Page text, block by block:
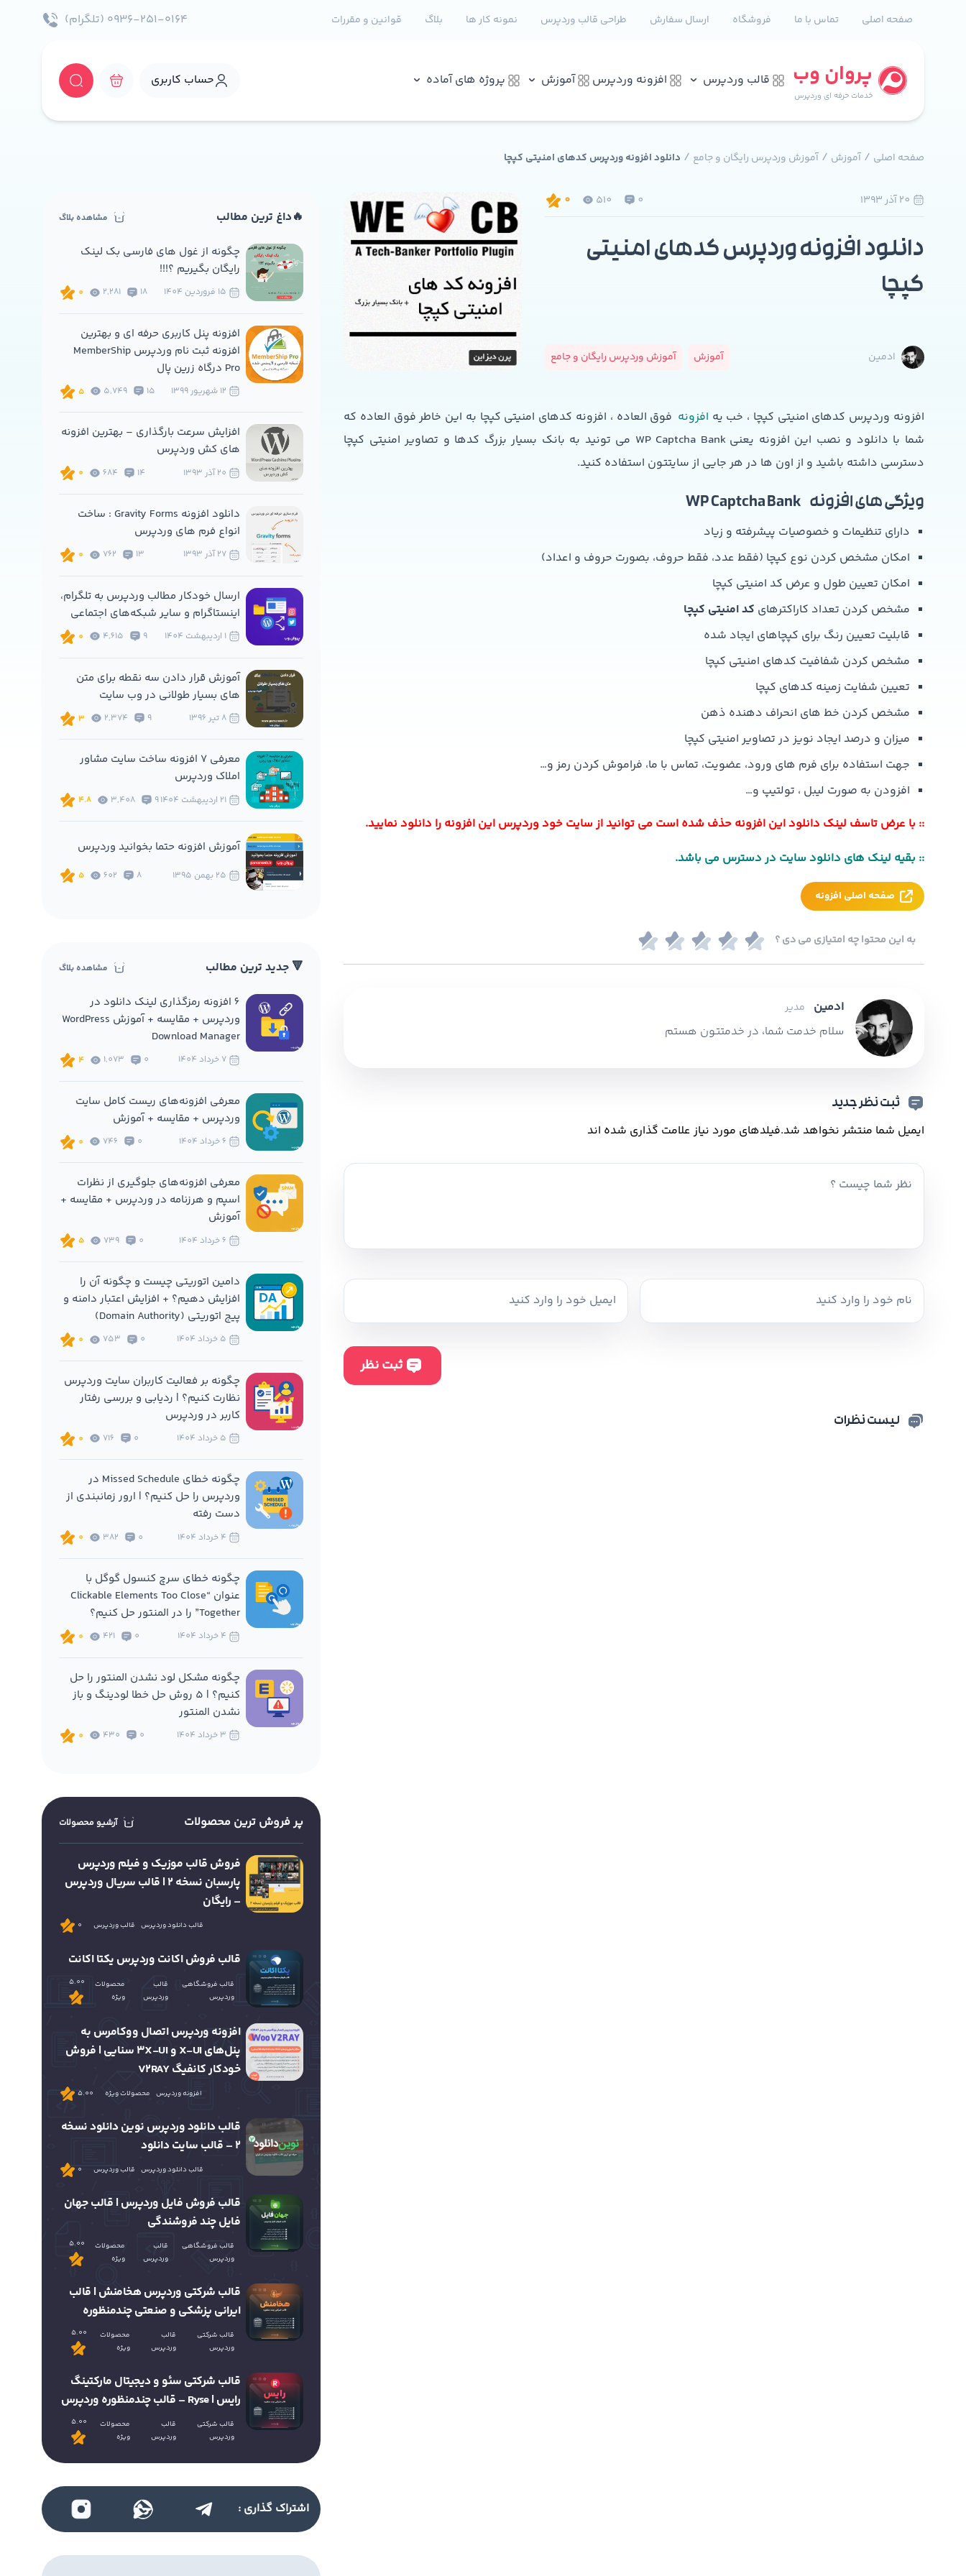
صفحه اصلی تماس با ما فروشگاه ارسال سفارش طراحی قالب وردپرس نمونه کار ها بلاگ قوانین و مقررات ۰۹۳۶-۲۵۱-۰۱۶۴ (تلگرام)
پروان وب
خدمات حرفه ای وردپرس
قالب وردپرس افزونه وردپرس آموزش پروژه های آماده حساب کاربری
صفحه اصلی / آموزش / آموزش وردپرس رایگان و جامع / دانلود افزونه وردپرس کدهای امنیتی کپچا
0
510
0
دانلود افزونه وردپرس کدهای امنیتی
کپچا
ادمین آموزش آموزش وردپرس رایگان و جامع
افزونه وردپرس کدهای امنیتی کپچا ، خب یه افزونه فوق العاده ، افزونه کدهای امنیتی کپچا به این خاطر فوق العاده که
شما با دانلود و نصب این افزونه یعنی WP Captcha Bank می تونید به بانک بسیار بزرگ کدها و تصاویر امنیتی کپچا
دسترسی داشته باشید و از اون ها در هر جایی از سایتتون استفاده کنید.
ویژگی های افزونه WP Captcha Bank
دارای تنظیمات و خصوصیات پیشرفته و زیاد
امکان مشخص کردن نوع کپچا (فقط عدد، فقط حروف، بصورت حروف و اعداد)
امکان تعیین طول و عرض کد امنیتی کپچا
مشخص کردن تعداد کاراکترهای کد امنیتی کپچا
قابلیت تعیین رنگ برای کپچاهای ایجاد شده
مشخص کردن شفافیت کدهای امنیتی کپچا
تعیین شفایت زمینه کدهای کپچا
مشخص کردن خط های انحراف دهنده ذهن
میزان و درصد ایجاد نویز در تصاویر امنیتی کپچا
جهت استفاده برای فرم های ورود، عضویت، تماس با ما، فراموش کردن رمز و…
افزودن به صورت لیبل ، تولتیپ و…
:: با عرض تاسف لینک دانلود این افزونه حذف شده است می توانید از سایت خود وردپرس این افزونه را دانلود نمایید.
:: بقیه لینک های دانلود سایت در دسترس می باشد.
صفحه اصلی افزونه
به این محتوا چه امتیازی می دی ؟
ادمین مدیر
سلام خدمت شما، در خدمتتون هستم
ثبت نظر جدید
ایمیل شما منتشر نخواهد شد.فیلدهای مورد نیاز علامت گذاری شده اند
لیست نظرات
🔥داغ ترین مطالب مشاهده بلاگ
چگونه از غول های فارسی بک لینک
رایگان بگیریم ؟!!!
18
2,281
0
افزونه پنل کاربری حرفه ای و بهترین
افزونه ثبت نام وردپرس MemberShip
Pro درگاه زرین پال
15
5,749
5
افزایش سرعت بارگذاری – بهترین افزونه
های کش وردپرس
14
684
0
دانلود افزونه Gravity Forms : ساخت
انواع فرم های وردپرس
13
762
0
ارسال خودکار مطالب وردپرس به تلگرام،
اینستاگرام و سایر شبکه‌های اجتماعی
9
4,615
0
آموزش قرار دادن سه نقطه برای متن
های بسیار طولانی در وب سایت
9
2,374
3
معرفی 7 افزونه ساخت سایت مشاور
املاک وردپرس
9
3,408
4.8
آموزش افزونه حتما بخوانید وردپرس
8
602
5
🔻 جدید ترین مطالب مشاهده بلاگ
6 افزونه‌ رمزگذاری لینک دانلود در
وردپرس + مقایسه + آموزش WordPress
Download Manager
0
1,073
4
معرفی افزونه‌های ریست کامل سایت
وردپرس + مقایسه + آموزش
0
746
0
معرفی افزونه‌های جلوگیری از نظرات
اسپم و هرزنامه در وردپرس + مقایسه +
آموزش
0
739
5
دامین اتوریتی چیست و چگونه آن را
افزایش دهیم؟ + افزایش اعتبار دامنه و
پیج اتوریتی (Domain Authority)
0
753
0
چگونه بر فعالیت کاربران سایت وردپرس
نظارت کنیم؟ | ردیابی و بررسی رفتار
کاربر در وردپرس
0
716
0
چگونه خطای Missed Schedule در
وردپرس را حل کنیم؟ | ارور زمانبندی از
دست رفته
0
382
0
چگونه خطای سرچ کنسول گوگل با
عنوان “Clickable Elements Too Close
Together” را در المنتور حل کنیم؟
0
421
0
چگونه مشکل لود نشدن المنتور را حل
کنیم؟ | 5 روش حل خطا لودینگ و باز
نشدن المنتور
0
430
0
پر فروش ترین محصولات آرشیو محصولات
فروش قالب موزیک و فیلم وردپرس
پارسبان نسخه 2 | قالب سریال وردپرس
– رایگان
قالب دانلود وردپرس قالب وردپرس 0
قالب فروش اکانت وردپرس یکتا اکانت
قالب فروشگاهی
وردپرس
قالب
وردپرس
محصولات
ویژه
5.00
افزونه وردپرس اتصال ووکامرس به
پنل‌های X-UI و 3X-UI سنایی | فروش
خودکار کانفیگ V2RAY
افزونه وردپرس محصولات ویژه 5.00
قالب دانلود وردپرس نوین دانلود نسخه
2 – قالب سایت دانلود
قالب دانلود وردپرس قالب وردپرس 0
قالب فروش فایل وردپرس | قالب جهان
فایل چند فروشندگی
قالب فروشگاهی
وردپرس
قالب
وردپرس
محصولات
ویژه
5.00
قالب شرکتی وردپرس هخامنش | قالب
ایرانی پزشکی و صنعتی چندمنظوره
قالب شرکتی
وردپرس
قالب
وردپرس
محصولات
ویژه
5.00
قالب شرکتی سئو و دیجیتال مارکتینگ
رایس | Ryse – قالب چندمنظوره وردپرس
قالب شرکتی
وردپرس
قالب
وردپرس
محصولات
ویژه
5.00
اشتراک گذاری :